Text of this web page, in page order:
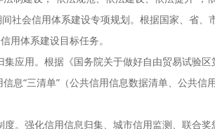
间社会信用体系建设专项规划。根据国家、省
用体系建设目标任务。
集应用。根据《国务院关于做好自由贸易试
息“三清单”（公共信用信息数据清单、公共
度。强化信用信息归集、城市信用监测、联